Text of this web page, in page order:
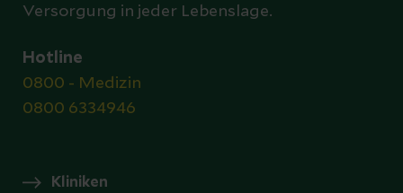
Versorgung in jeder Lebenslage.
Hotline
0800 - Medizin
0800 6334946
Kliniken